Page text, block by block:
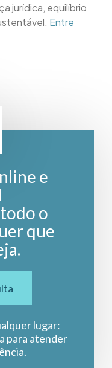
jurídica, equilíbrio
Entre
e
o
que
lugar:
para atender